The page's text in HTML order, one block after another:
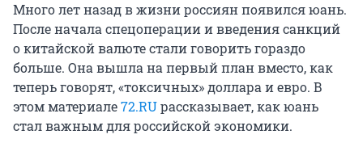
Много лет назад в жизни россиян появился юань.
После начала спецоперации и введения санкций
о китайской валюте стали говорить гораздо
больше. Она вышла на первый план вместо, как
теперь говорят, «токсичных» доллара и евро. В
этом материале72.RUрассказывает, как юань
стал важным для российской экономики.